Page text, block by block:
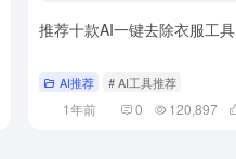
推荐十款AI一键去除衣服工具
AI推荐 # AI工具推荐
1年前 0 120,897